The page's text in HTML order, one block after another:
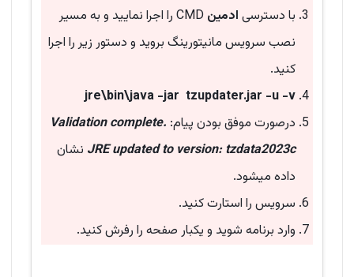
با دسترسی ادمین
CMD را اجرا نمایید و به مسیر
نصب سرویس مانیتورینگ بروید و دستور زیر را اجرا
کنید.
jre\bin\java -jar tzupdater.jar -u -v
درصورت موفق بودن پیام: Validation complete.
JRE updated to version: tzdata2023c نشان
داده میشود.
سرویس را استارت کنید.
وارد برنامه شوید و یکبار صفحه را رفرش کنید.